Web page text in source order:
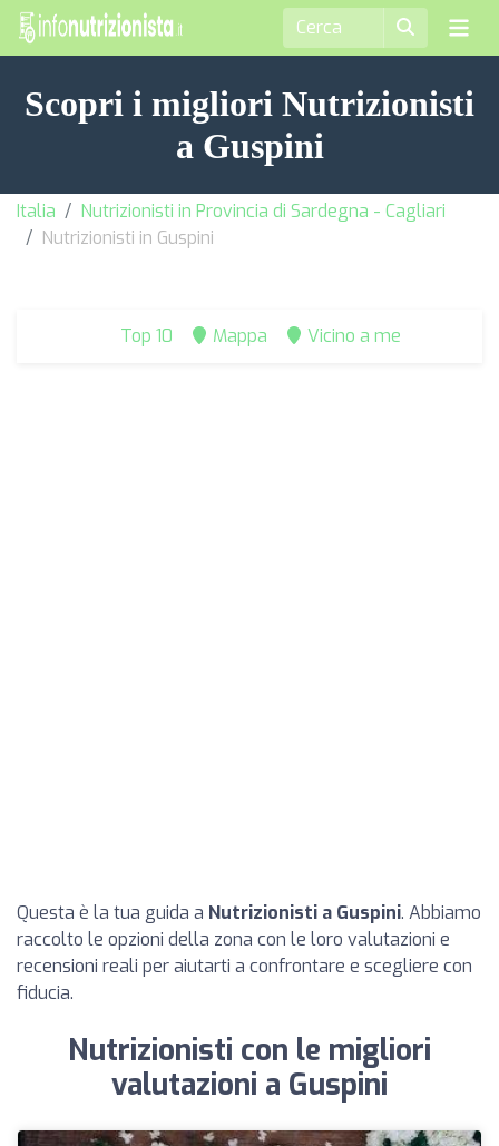
Scopri i migliori Nutrizionisti
a Guspini
Italia
Nutrizionisti in Provincia di Sardegna - Cagliari
Nutrizionisti in Guspini
Top 10 Mappa Vicino a me
Questa è la tua guida a Nutrizionisti a Guspini. Abbiamo
raccolto le opzioni della zona con le loro valutazioni e
recensioni reali per aiutarti a confrontare e scegliere con
fiducia.
Nutrizionisti con le migliori
valutazioni a Guspini